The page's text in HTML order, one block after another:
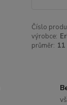
Číslo
výrobce:
průměr: